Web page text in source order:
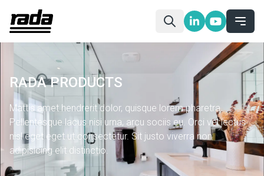
RADA PRODUCTS
Mattis amet hendrerit dolor, quisque lorem pharetra.
Pellentesque lacus nisi urna, arcu sociis eu. Orci vel lectus
nisl eget eget ut consectetur. Sit justo viverra non
adipisicing elit distinctio.